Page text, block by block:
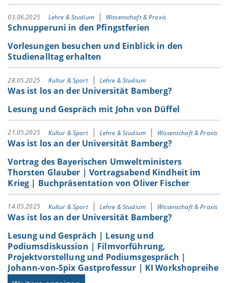
03.06.2025 Lehre & Studium Wissenschaft & Praxis
Schnupperuni in den Pfingstferien
Vorlesungen besuchen und Einblick in den
Studienalltag erhalten
28.05.2025 Kultur & Sport Lehre & Studium
Was ist los an der Universität Bamberg?
Lesung und Gespräch mit John von Düffel
21.05.2025 Kultur & Sport Lehre & Studium Wissenschaft & Praxis
Was ist los an der Universität Bamberg?
Vortrag des Bayerischen Umweltministers
Thorsten Glauber | Vortragsabend Kindheit im
Krieg | Buchpräsentation von Oliver Fischer
14.05.2025 Kultur & Sport Lehre & Studium Wissenschaft & Praxis
Was ist los an der Universität Bamberg?
Lesung und Gespräch | Lesung und
Podiumsdiskussion | Filmvorführung,
Projektvorstellung und Podiumsgespräch |
Johann-von-Spix Gastprofessur | KI Workshopreihe